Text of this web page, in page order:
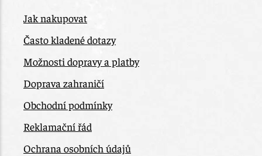
Jak nakupovat
Často kladené dotazy
Možnosti dopravy a platby
Doprava zahraničí
Obchodní podmínky
Reklamační řád
Ochrana osobních údajů